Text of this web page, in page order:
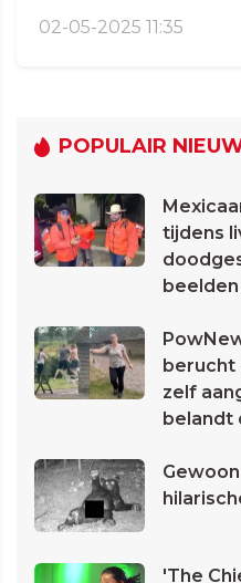
02-05-2025 11:35
POPULAIR
tijdens
berucht
zelf
belandt
'The